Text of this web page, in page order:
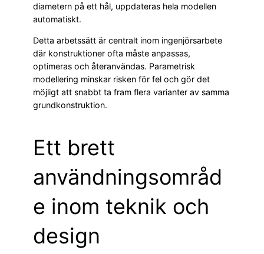
diametern på ett hål, uppdateras hela modellen
automatiskt.
Detta arbetssätt är centralt inom ingenjörsarbete
där konstruktioner ofta måste anpassas,
optimeras och återanvändas. Parametrisk
modellering minskar risken för fel och gör det
möjligt att snabbt ta fram flera varianter av samma
grundkonstruktion.
Ett brett
användningsområd
e inom teknik och
design